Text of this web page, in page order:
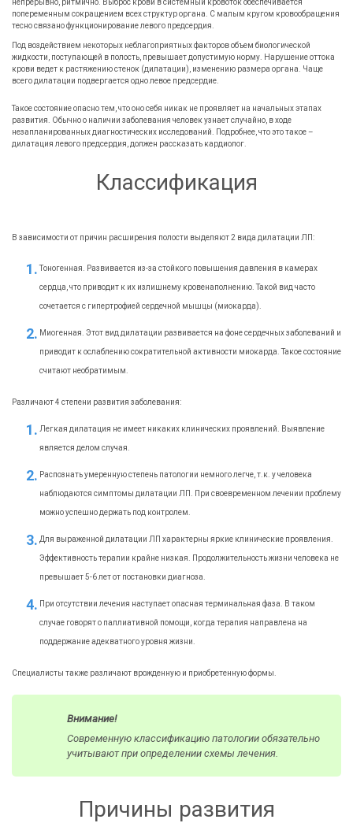
непрерывно, ритмично. Выброс крови в системный кровоток обеспечивается
попеременным сокращением всех структур органа. С малым кругом кровообращения
тесно связано функционирование левого предсердия.
Под воздействием некоторых неблагоприятных факторов объем биологической
жидкости, поступающей в полость, превышает допустимую норму. Нарушение оттока
крови ведет к растяжению стенок (дилатации), изменению размера органа. Чаще
всего дилатации подвергается одно левое предсердие.
Такое состояние опасно тем, что оно себя никак не проявляет на начальных этапах
развития. Обычно о наличии заболевания человек узнает случайно, в ходе
незапланированных диагностических исследований. Подробнее, что это такое –
дилатация левого предсердия, должен рассказать кардиолог.
Классификация
В зависимости от причин расширения полости выделяют 2 вида дилатации ЛП:
Тоногенная. Развивается из-за стойкого повышения давления в камерах
сердца, что приводит к их излишнему кровенаполнению. Такой вид часто
сочетается с гипертрофией сердечной мышцы (миокарда).
Миогенная. Этот вид дилатации развивается на фоне сердечных заболеваний и
приводит к ослаблению сократительной активности миокарда. Такое состояние
считают необратимым.
Различают 4 степени развития заболевания:
Легкая дилатация не имеет никаких клинических проявлений. Выявление
является делом случая.
Распознать умеренную степень патологии немного легче, т.к. у человека
наблюдаются симптомы дилатации ЛП. При своевременном лечении проблему
можно успешно держать под контролем.
Для выраженной дилатации ЛП характерны яркие клинические проявления.
Эффективность терапии крайне низкая. Продолжительность жизни человека не
превышает 5-6 лет от постановки диагноза.
При отсутствии лечения наступает опасная терминальная фаза. В таком
случае говорят о паллиативной помощи, когда терапия направлена на
поддержание адекватного уровня жизни.
Специалисты также различают врожденную и приобретенную формы.
Внимание!
Современную классификацию патологии обязательно
учитывают при определении схемы лечения.
Причины развития